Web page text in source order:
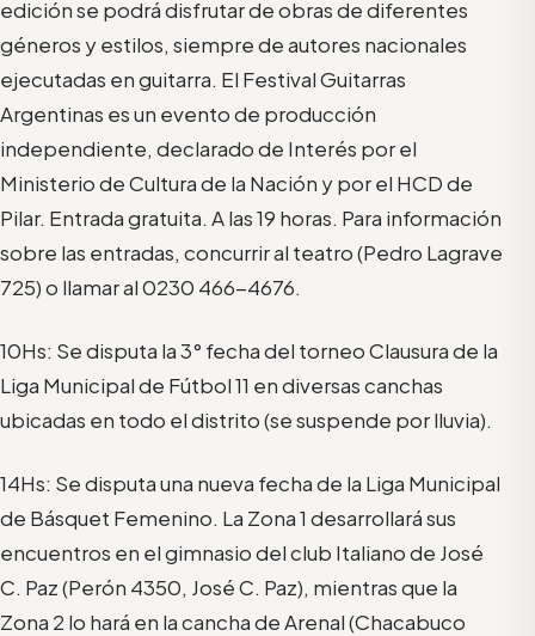
edición se podrá disfrutar de obras de diferentes
géneros y estilos, siempre de autores nacionales
ejecutadas en guitarra. El Festival Guitarras
Argentinas es un evento de producción
independiente, declarado de Interés por el
Ministerio de Cultura de la Nación y por el HCD de
Pilar. Entrada gratuita. A las 19 horas. Para información
sobre las entradas, concurrir al teatro (Pedro Lagrave
725) o llamar al 0230 466-4676.
10Hs: Se disputa la 3° fecha del torneo Clausura de la
Liga Municipal de Fútbol 11 en diversas canchas
ubicadas en todo el distrito (se suspende por lluvia).
14Hs: Se disputa una nueva fecha de la Liga Municipal
de Básquet Femenino. La Zona 1 desarrollará sus
encuentros en el gimnasio del club Italiano de José
C. Paz (Perón 4350, José C. Paz), mientras que la
Zona 2 lo hará en la cancha de Arenal (Chacabuco